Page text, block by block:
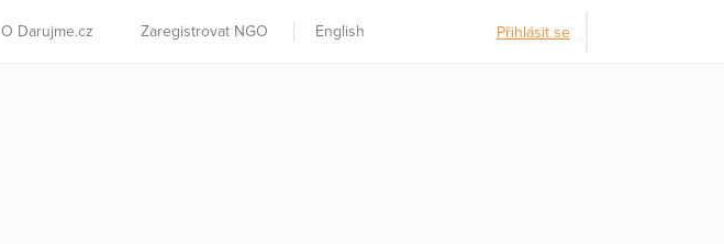
O Darujme.cz Zaregistrovat NGO English Přihlásit se